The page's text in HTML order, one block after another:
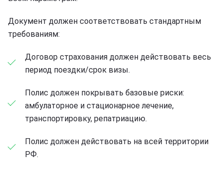
Документ должен соответствовать стандартным
требованиям:
Договор страхования должен действовать весь
период поездки/срок визы.
Полис должен покрывать базовые риски:
амбулаторное и стационарное лечение,
транспортировку, репатриацию.
Полис должен действовать на всей территории
РФ.